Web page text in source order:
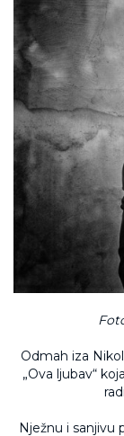
Odmah iza
„Ova ljubav“
Nježnu i sanjivu